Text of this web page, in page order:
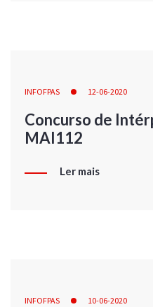
INFOFPAS 12-06-2020
Concurso de
MAI112
Ler mais
INFOFPAS 10-06-2020